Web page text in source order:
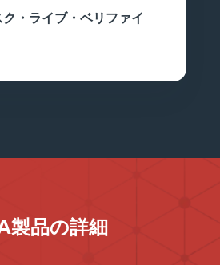
ク・ライブ・ベリファイ
製品の詳細